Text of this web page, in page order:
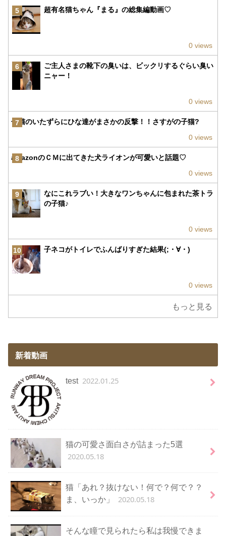
5 超有名猫ちゃん『まる』の総集編動画♡
0 views
6
ご主人さまの靴下の臭いは、ビックリするぐらい臭い
ニャー！
0 views
7
子猫のいたずらにひな達がまさかの反撃！！さすがの子猫?
0 views
8
amazonのＣＭに出てきた犬ライオンが可愛いと話題♡
0 views
9
なにこれラブい！大きなワンちゃんに包まれた茶トラ
の子猫♪
0 views
10 子ネコがトイレでふんばりすぎた結果(;・∀・)
0 views
もっと見る
新着動画
test 2022.01.25
猫の可愛さ面白さが詰まった5選
2020.05.18
猫「あれ？抜けない！何で？何で？？
ま、いっか」
2020.05.18
そんな瞳で見られたら私は我慢できま